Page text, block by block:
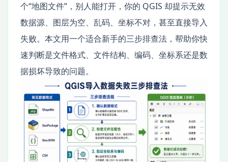
个“地图文件”，别人能打开，你的 QGIS 却提示无效
数据源、图层为空、乱码、坐标不对，甚至直接导入
失败。本文用一个适合新手的三步排查法，帮助你快
速判断是文件格式、文件结构、编码、坐标系还是数
据损坏导致的问题。